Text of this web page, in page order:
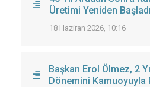
Üretimi Yeniden Başladı
18 Haziran 2026, 10:16
Başkan Erol Ölmez, 2
Dönemini Kamuoyuyla